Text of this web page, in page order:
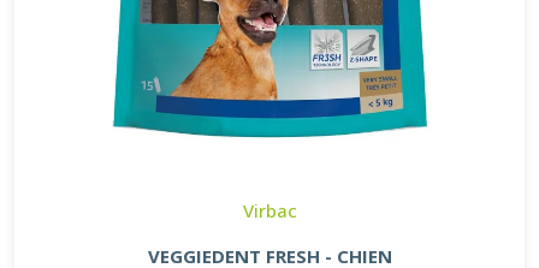
Virbac
VEGGIEDENT FRESH - CHIEN